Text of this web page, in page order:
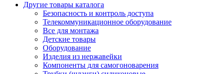
Другие товары каталога
Безопасность и контроль доступа
Телекоммуникационное оборудование
Все для монтажа
Детские товары
Оборудование
Изделия из нержавейки
Компоненты для самогоноварения